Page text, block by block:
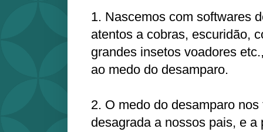
1. Nascemos com softwares
atentos a cobras, escuridão,
grandes insetos voadores
ao medo do desamparo.
2. O medo do desamparo
desagrada a nossos pais, e a